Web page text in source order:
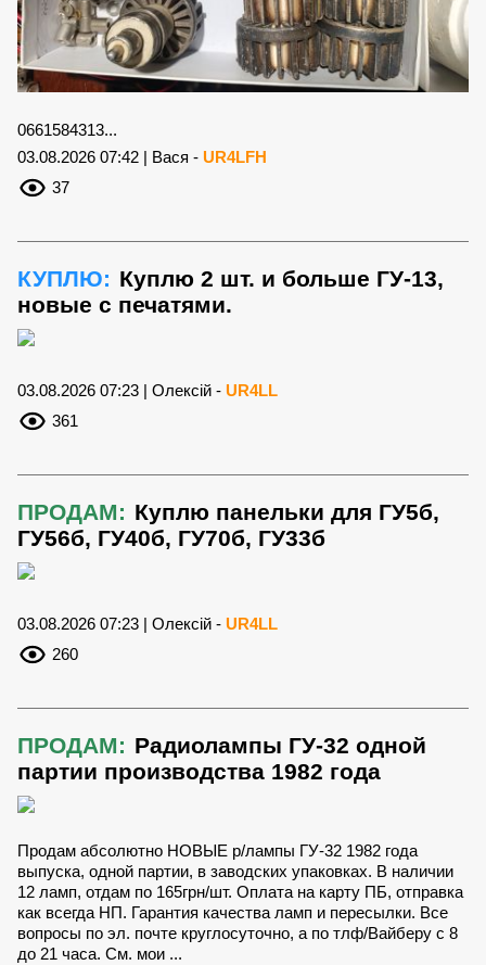
0661584313...
03.08.2026 07:42 | Вася - UR4LFH
37
КУПЛЮ: Куплю 2 шт. и больше ГУ-13,
новые с печатями.
03.08.2026 07:23 | Олексій - UR4LL
361
ПРОДАМ: Куплю панельки для ГУ5б,
ГУ56б, ГУ40б, ГУ70б, ГУ33б
03.08.2026 07:23 | Олексій - UR4LL
260
ПРОДАМ: Радиолампы ГУ-32 одной
партии производства 1982 года
Продам абсолютно НОВЫЕ р/лампы ГУ-32 1982 года
выпуска, одной партии, в заводских упаковках. В наличии
12 ламп, отдам по 165грн/шт. Оплата на карту ПБ, отправка
как всегда НП. Гарантия качества ламп и пересылки. Все
вопросы по эл. почте круглосуточно, а по тлф/Вайберу с 8
до 21 часа. См. мои ...